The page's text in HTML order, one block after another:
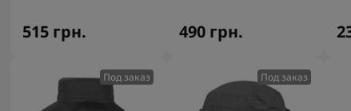
515 грн. 490 грн.
Под заказ Под заказ